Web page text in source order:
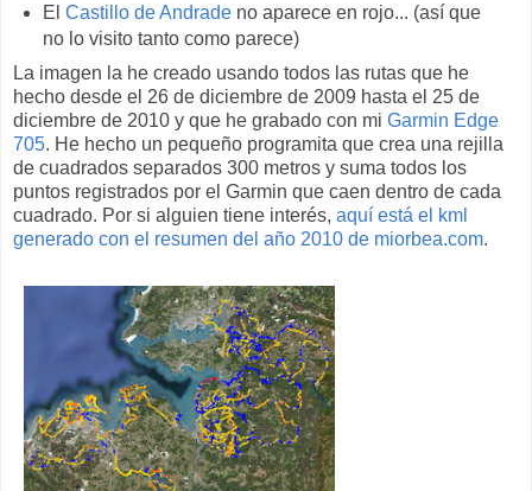
El Castillo de Andradeno aparece en rojo... (así que
no lo visito tanto como parece)
La imagen la he creado usando todos las rutas que he
hecho desde el 26 de diciembre de 2009 hasta el 25 de
diciembre de 2010 y que he grabado con mi Garmin Edge
705. He hecho un pequeño programita que crea una rejilla
de cuadrados separados 300 metros y suma todos los
puntos registrados por el Garmin que caen dentro de cada
cuadrado. Por si alguien tiene interés, aquí está el kml
generado con el resumen del año 2010 de miorbea.com.